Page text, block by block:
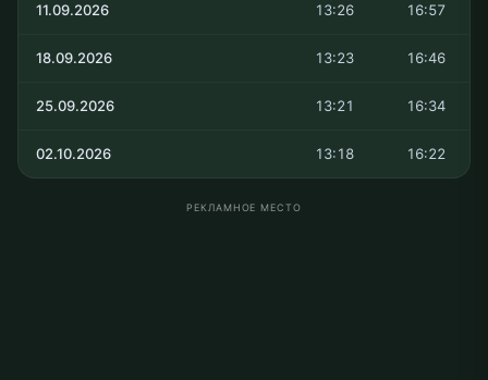
11.09.2026 13:26 16:57
18.09.2026 13:23 16:46
25.09.2026 13:21 16:34
02.10.2026 13:18 16:22
РЕКЛАМНОЕ МЕСТО